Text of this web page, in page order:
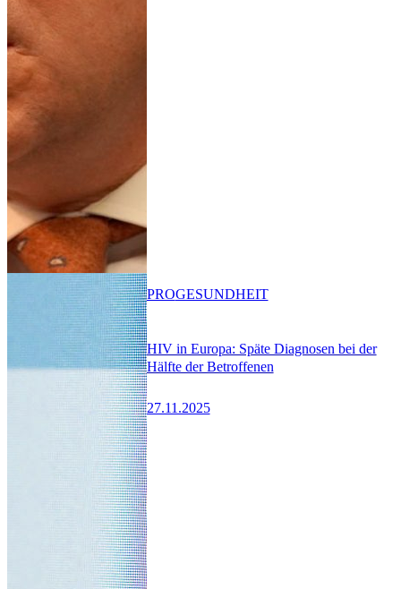
HIV in Europa: Späte Diagnosen bei der
Hälfte der Betroffenen
27.11.2025
PROGESUNDHEIT